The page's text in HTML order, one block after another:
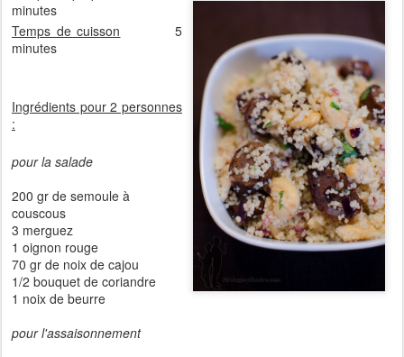
minutes
Temps de cuisson 5
minutes
Ingrédients pour 2 personnes
:
pour la salade
200 gr de semoule à
couscous
3 merguez
1 oignon rouge
70 gr de noix de cajou
1/2 bouquet de coriandre
1 noix de beurre
pour l'assaisonnement